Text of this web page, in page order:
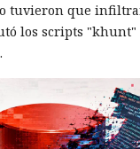
tuvieron que
los scripts "khunt"